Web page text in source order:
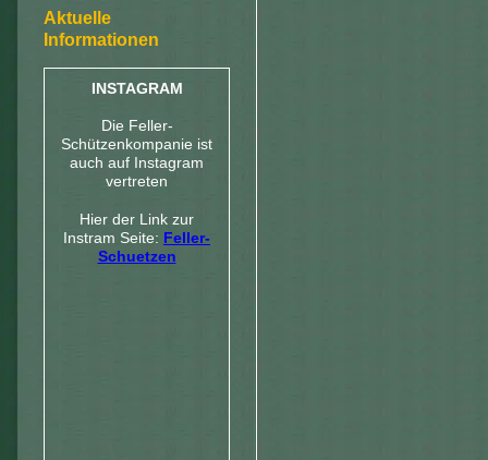
Aktuelle
Informationen
INSTAGRAM
Die Feller-
Schützenkompanie ist
auch auf Instagram
vertreten
Hier der Link zur
Instram Seite: Feller-
Schuetzen